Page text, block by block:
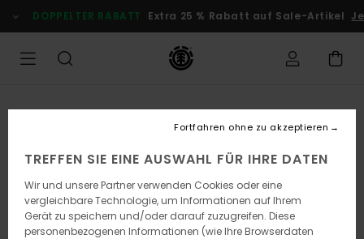
zur
Produktinformation
DOPPELTER RABATT Extra 25 % Rabatt auf Sale-Artikel
TREFFEN SIE EINE AUSWAHL FÜR IHRE DATEN
Wir und unsere Partner verwenden Cookies oder eine
vergleichbare Technologie, um Informationen auf Ihrem
Gerät zu speichern und/oder darauf zuzugreifen. Diese
personenbezogenen Informationen (wie Ihre Browserdaten
Fortfahren ohne zu akzeptieren